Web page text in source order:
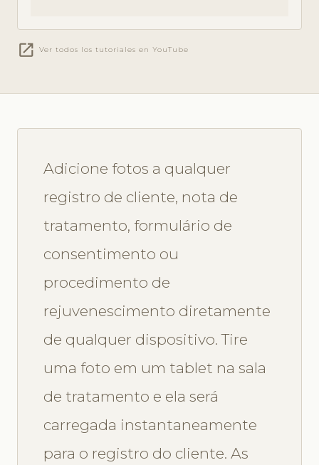
open_in_new Ver todos los tutoriales en YouTube
Adicione fotos a qualquer
registro de cliente, nota de
tratamento, formulário de
consentimento ou
procedimento de
rejuvenescimento diretamente
de qualquer dispositivo. Tire
uma foto em um tablet na sala
de tratamento e ela será
carregada instantaneamente
para o registro do cliente. As